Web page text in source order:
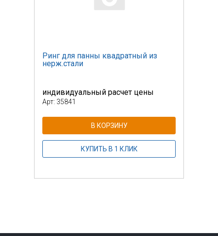
Ринг для панны квадратный из
нерж.стали
индивидуальный расчет цены
Арт: 35841
В КОРЗИНУ
КУПИТЬ В 1 КЛИК